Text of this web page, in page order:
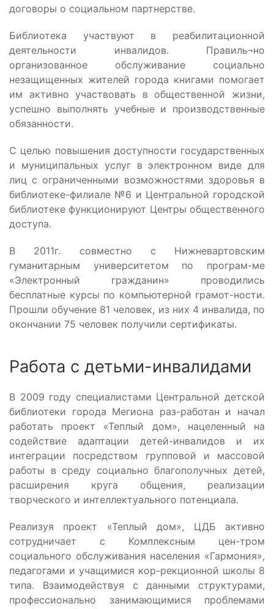
договоры о социальном партнерстве.
Библиотека участвуют в реабилитационной
деятельности инвалидов. Правиль¬но
организованное обслуживание социально
незащищенных жителей города книгами помогает
им активно участвовать в общественной жизни,
успешно выполнять учебные и производственные
обязанности.
С целью повышения доступности государственных
и муниципальных услуг в электронном виде для
лиц с ограниченными возможностями здоровья в
библиотеке-филиале №6 и Центральной городской
библиотеке функционируют Центры общественного
доступа.
В 2011г. совместно с Нижневартовским
гуманитарным университетом по програм-ме
«Электронный гражданин» проводились
бесплатные курсы по компьютерной грамот-ности.
Прошли обучение 81 человек, из них 4 инвалида, по
окончании 75 человек получили сертификаты.
Работа с детьми-инвалидами
В 2009 году специалистами Центральной детской
библиотеки города Мегиона раз-работан и начал
работать проект «Теплый дом», нацеленный на
содействие адаптации детей-инвалидов и их
интеграции посредством групповой и массовой
работы в среду социально благополучных детей,
расширения круга общения, реализации
творческого и интеллектуального потенциала.
Реализуя проект «Теплый дом», ЦДБ активно
сотрудничает с Комплексным цен-тром
социального обслуживания населения «Гармония»,
педагогами и учащимися кор-рекционной школы 8
типа. Взаимодействуя с данными структурами,
профессионально занимающимися проблемами